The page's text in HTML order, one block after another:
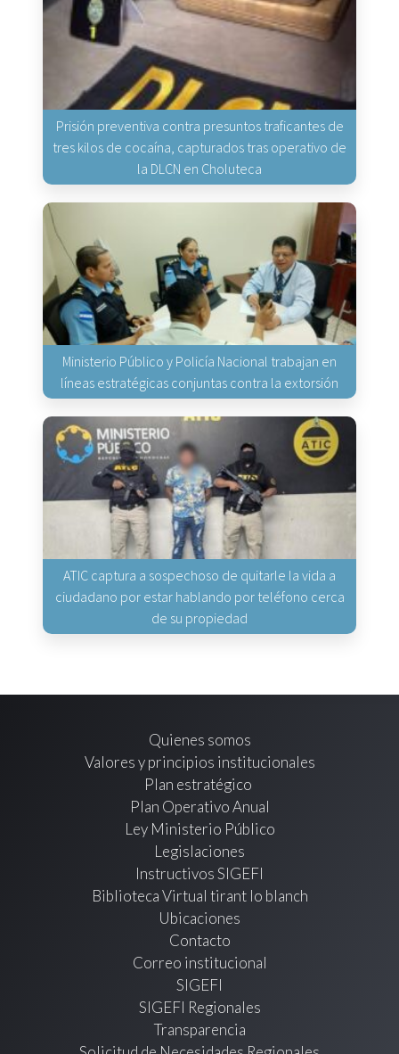
Prisión preventiva contra presuntos traficantes de
tres kilos de cocaína, capturados tras operativo de
la DLCN en Choluteca
Ministerio Público y Policía Nacional trabajan en
líneas estratégicas conjuntas contra la extorsión
ATIC captura a sospechoso de quitarle la vida a
ciudadano por estar hablando por teléfono cerca
de su propiedad
Quienes somos
Valores y principios institucionales
Plan estratégico
Plan Operativo Anual
Ley Ministerio Público
Legislaciones
Instructivos SIGEFI
Biblioteca Virtual tirant lo blanch
Ubicaciones
Contacto
Correo institucional
SIGEFI
SIGEFI Regionales
Transparencia